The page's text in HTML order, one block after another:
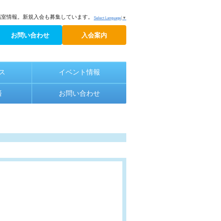
Select Language ▼
情報。新規入会も募集しています。
お問い合わせ 入会案内
イベント情報
お問い合わせ